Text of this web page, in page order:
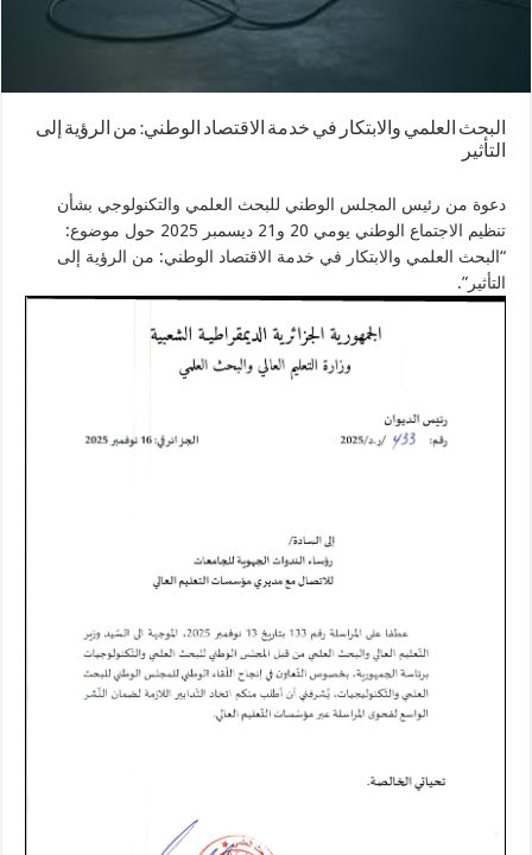
البحث العلمي والابتكار في خدمة الاقتصاد الوطني: من الرؤية إلى
التأثير
دعوة من رئيس المجلس الوطني للبحث العلمي والتكنولوجي بشأن
تنظيم الاجتماع الوطني يومي 20 و21 ديسمبر 2025 حول موضوع:
“البحث العلمي والابتكار في خدمة الاقتصاد الوطني: من الرؤية إلى
التأثير”.